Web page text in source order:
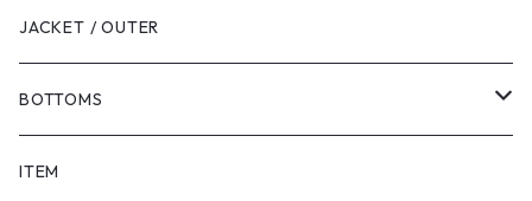
JACKET / OUTER
BOTTOMS
SHORTS
ITEM